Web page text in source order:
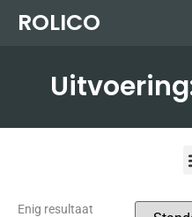
ROLICO
Enig resultaat